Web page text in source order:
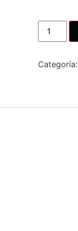
Categoría: